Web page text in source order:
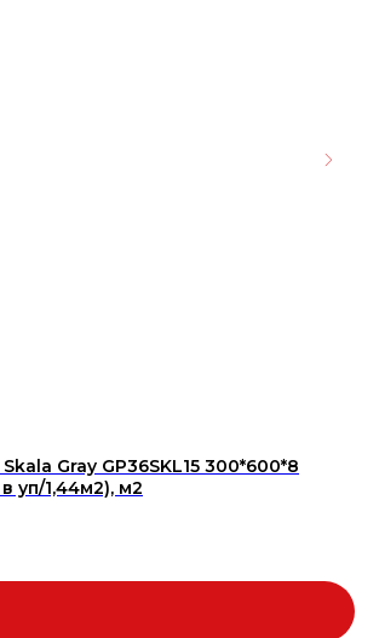
Gray GP36SKL15 300*600*8
уп/1,44м2), м2